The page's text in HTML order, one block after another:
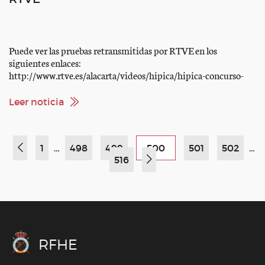
Puede ver las pruebas retransmitidas por RTVE en los
siguientes enlaces:
http://www.rtve.es/alacarta/videos/hipica/hipica-concurso-
http://www.rtve.es/alacarta/videos/hipica/hipica-circuito-sol-
Leer noticia
1 … 498 499 500 501 502
…
516
RFHE